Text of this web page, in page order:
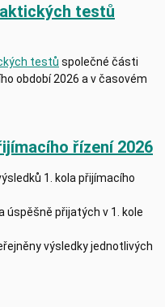
testů
testů společné části
období 2026 a v časovém
řízení 2026
1. kola přijímacího
úspěšně přijatých v 1. kole
výsledky jednotlivých